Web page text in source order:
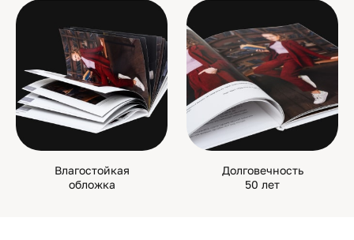
Влагостойкая
обложка
Долговечность
50 лет